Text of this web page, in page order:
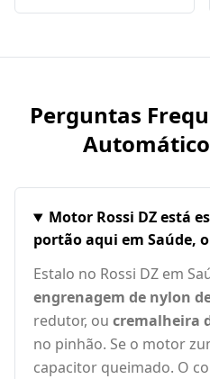
Perguntas
Motor Rossi DZ está
portão aqui em Saúde,
Estalo no Rossi DZ em
engrenagem de nylon
redutor, ou cremalheira
no pinhão. Se o motor
capacitor queimado. O